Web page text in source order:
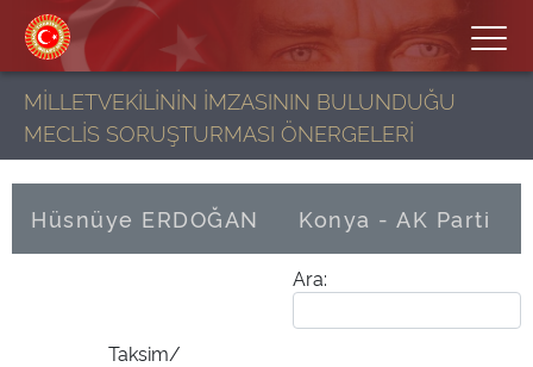
MİLLETVEKİLİNİN İMZASININ BULUNDUĞU
MECLİS SORUŞTURMASI ÖNERGELERİ
Hüsnüye ERDOĞAN Konya - AK Parti
Ara:
Taksim/